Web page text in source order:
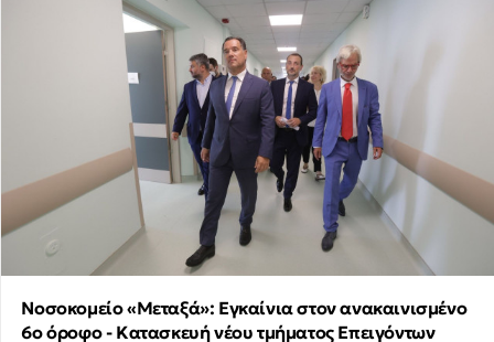
Νοσοκομείο «Μεταξά»: Εγκαίνια στον ανακαινισμένο
6ο όροφο - Κατασκευή νέου τμήματος Επειγόντων